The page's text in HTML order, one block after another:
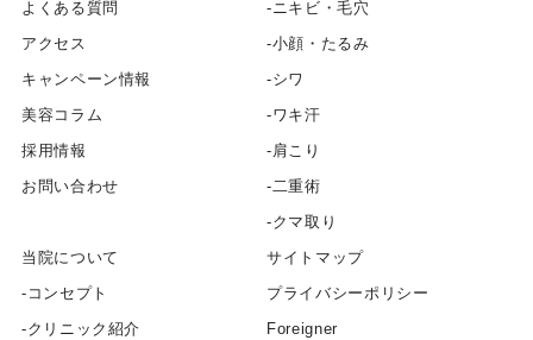
よくある質問
アクセス
キャンペーン情報
美容コラム
採用情報
お問い合わせ
当院について
コンセプト
クリニック紹介
ニキビ・毛穴
小顔・たるみ
シワ
ワキ汗
肩こり
二重術
クマ取り
サイトマップ
プライバシーポリシー
Foreigner